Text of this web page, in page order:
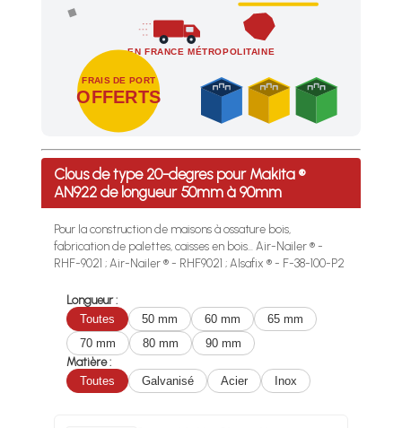
EN FRANCE MÉTROPOLITAINE
FRAIS DE PORT
OFFERTS
Profitez des Frais de port offerts en France
Clous de type 20-degres pour Makita ®
AN922 de longueur 50mm à 90mm
Pour la construction de maisons à ossature bois,
fabrication de palettes, caisses en bois... Air-Nailer ® -
RHF-9021 ; Air-Nailer ® - RHF9021 ; Alsafix ® - F-38-100-P2
Longueur :
Toutes
50 mm 60 mm
65 mm
70 mm
80 mm
90 mm
Matière :
Toutes
Galvanisé Acier Inox